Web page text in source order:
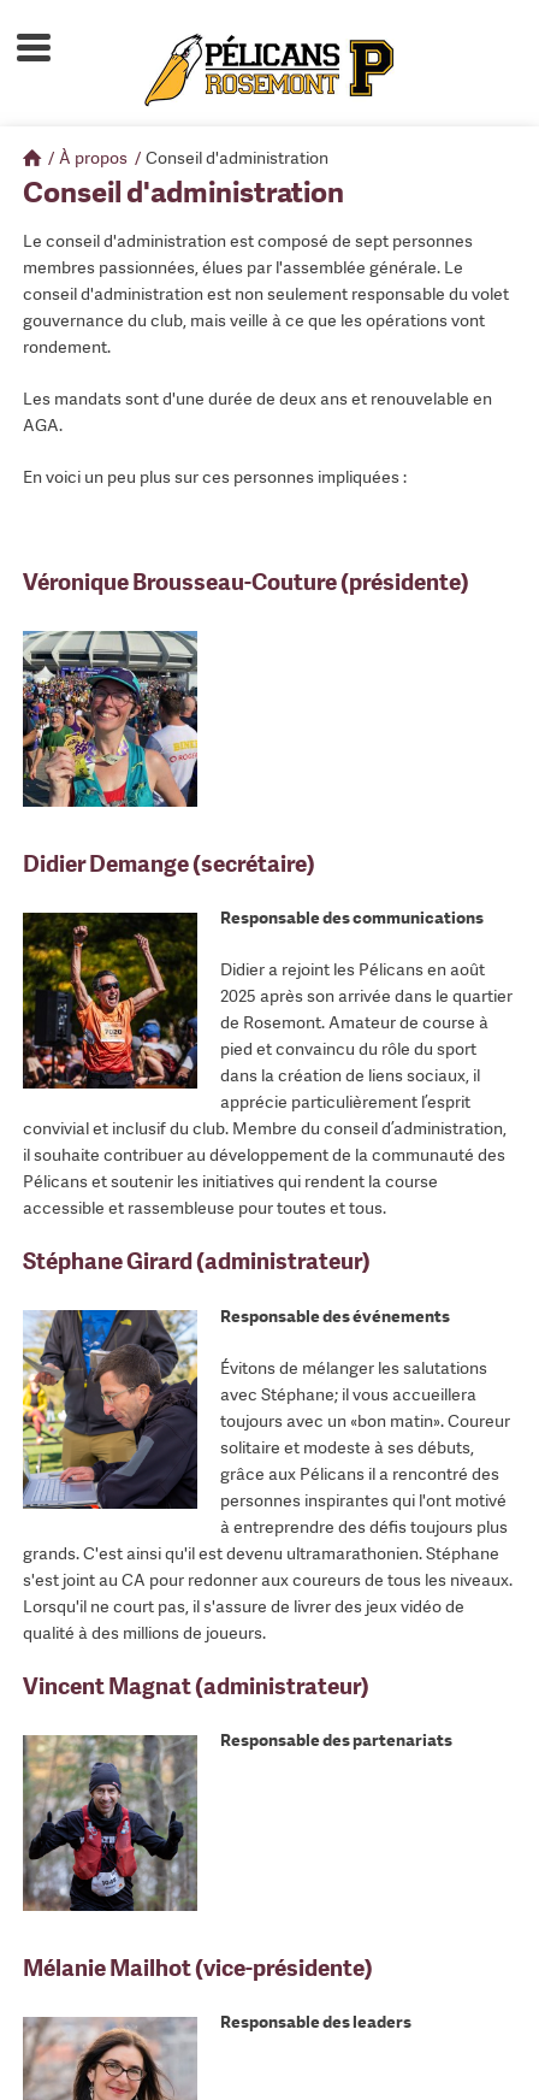
Accueil
Calendrier d'activités
Devenir membre
/ À propos / Conseil d'administration
Conseil d'administration
Le conseil d'administration est composé de sept personnes
membres passionnées, élues par l'assemblée générale. Le
conseil d'administration est non seulement responsable du volet
gouvernance du club, mais veille à ce que les opérations vont
rondement.
Les mandats sont d'une durée de deux ans et renouvelable en
AGA.
En voici un peu plus sur ces personnes impliquées :
Véronique Brousseau-Couture (présidente)
Didier Demange (secrétaire)
Responsable des communications
Didier a rejoint les Pélicans en août
2025 après son arrivée dans le quartier
de Rosemont. Amateur de course à
pied et convaincu du rôle du sport
dans la création de liens sociaux, il
apprécie particulièrement l’esprit
convivial et inclusif du club. Membre du conseil d’administration,
il souhaite contribuer au développement de la communauté des
Pélicans et soutenir les initiatives qui rendent la course
accessible et rassembleuse pour toutes et tous.
Stéphane Girard (administrateur)
Responsable des événements
Évitons de mélanger les salutations
avec Stéphane; il vous accueillera
toujours avec un «bon matin». Coureur
solitaire et modeste à ses débuts,
grâce aux Pélicans il a rencontré des
personnes inspirantes qui l'ont motivé
à entreprendre des défis toujours plus
grands. C'est ainsi qu'il est devenu ultramarathonien. Stéphane
s'est joint au CA pour redonner aux coureurs de tous les niveaux.
Lorsqu'il ne court pas, il s'assure de livrer des jeux vidéo de
qualité à des millions de joueurs.
Vincent Magnat (administrateur)
Responsable des partenariats
Mélanie Mailhot (vice-présidente)
Responsable des leaders